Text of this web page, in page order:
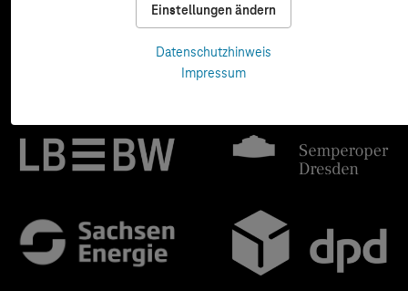
Einstellungen ändern
Datenschutzhinweis
Impressum